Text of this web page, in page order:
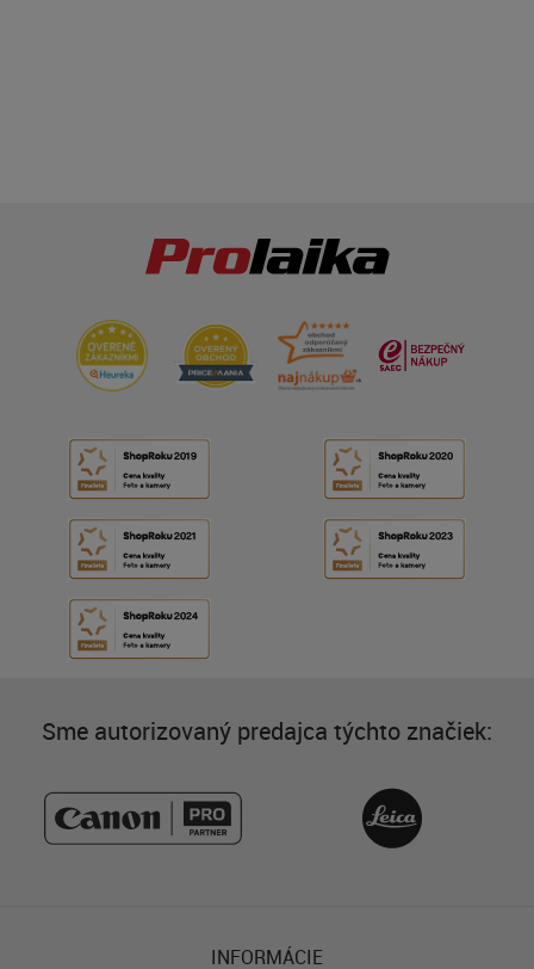
Sme autorizovaný predajca týchto značiek:
INFORMÁCIE